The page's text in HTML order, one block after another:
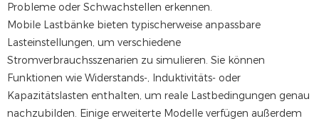
Probleme oder Schwachstellen erkennen.
Mobile Lastbänke bieten typischerweise anpassbare
Lasteinstellungen, um verschiedene
Stromverbrauchsszenarien zu simulieren. Sie können
Funktionen wie Widerstands-, Induktivitäts- oder
Kapazitätslasten enthalten, um reale Lastbedingungen genau
nachzubilden. Einige erweiterte Modelle verfügen außerdem